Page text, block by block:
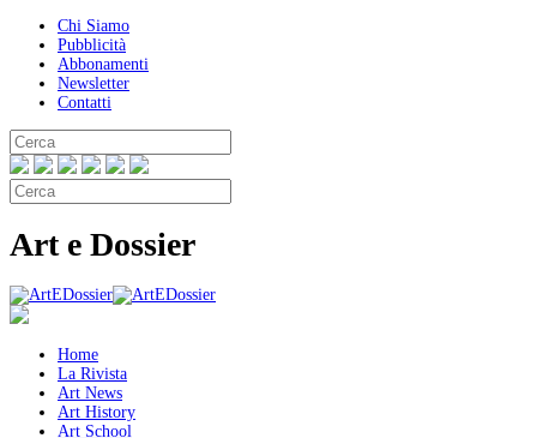
Chi Siamo
Pubblicità
Abbonamenti
Newsletter
Contatti
Art e Dossier
Home
La Rivista
Art News
Art History
Art School